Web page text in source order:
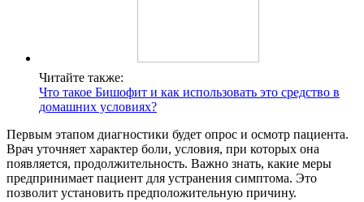
Читайте также:
Что такое Бишофит и как использовать это средство в
домашних условиях?
Первым этапом диагностики будет опрос и осмотр пациента.
Врач уточняет характер боли, условия, при которых она
появляется, продолжительность. Важно знать, какие меры
предпринимает пациент для устранения симптома. Это
позволит установить предположительную причину.